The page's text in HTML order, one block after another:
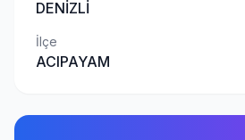
DENİZLİ
İlçe
ACIPAYAM